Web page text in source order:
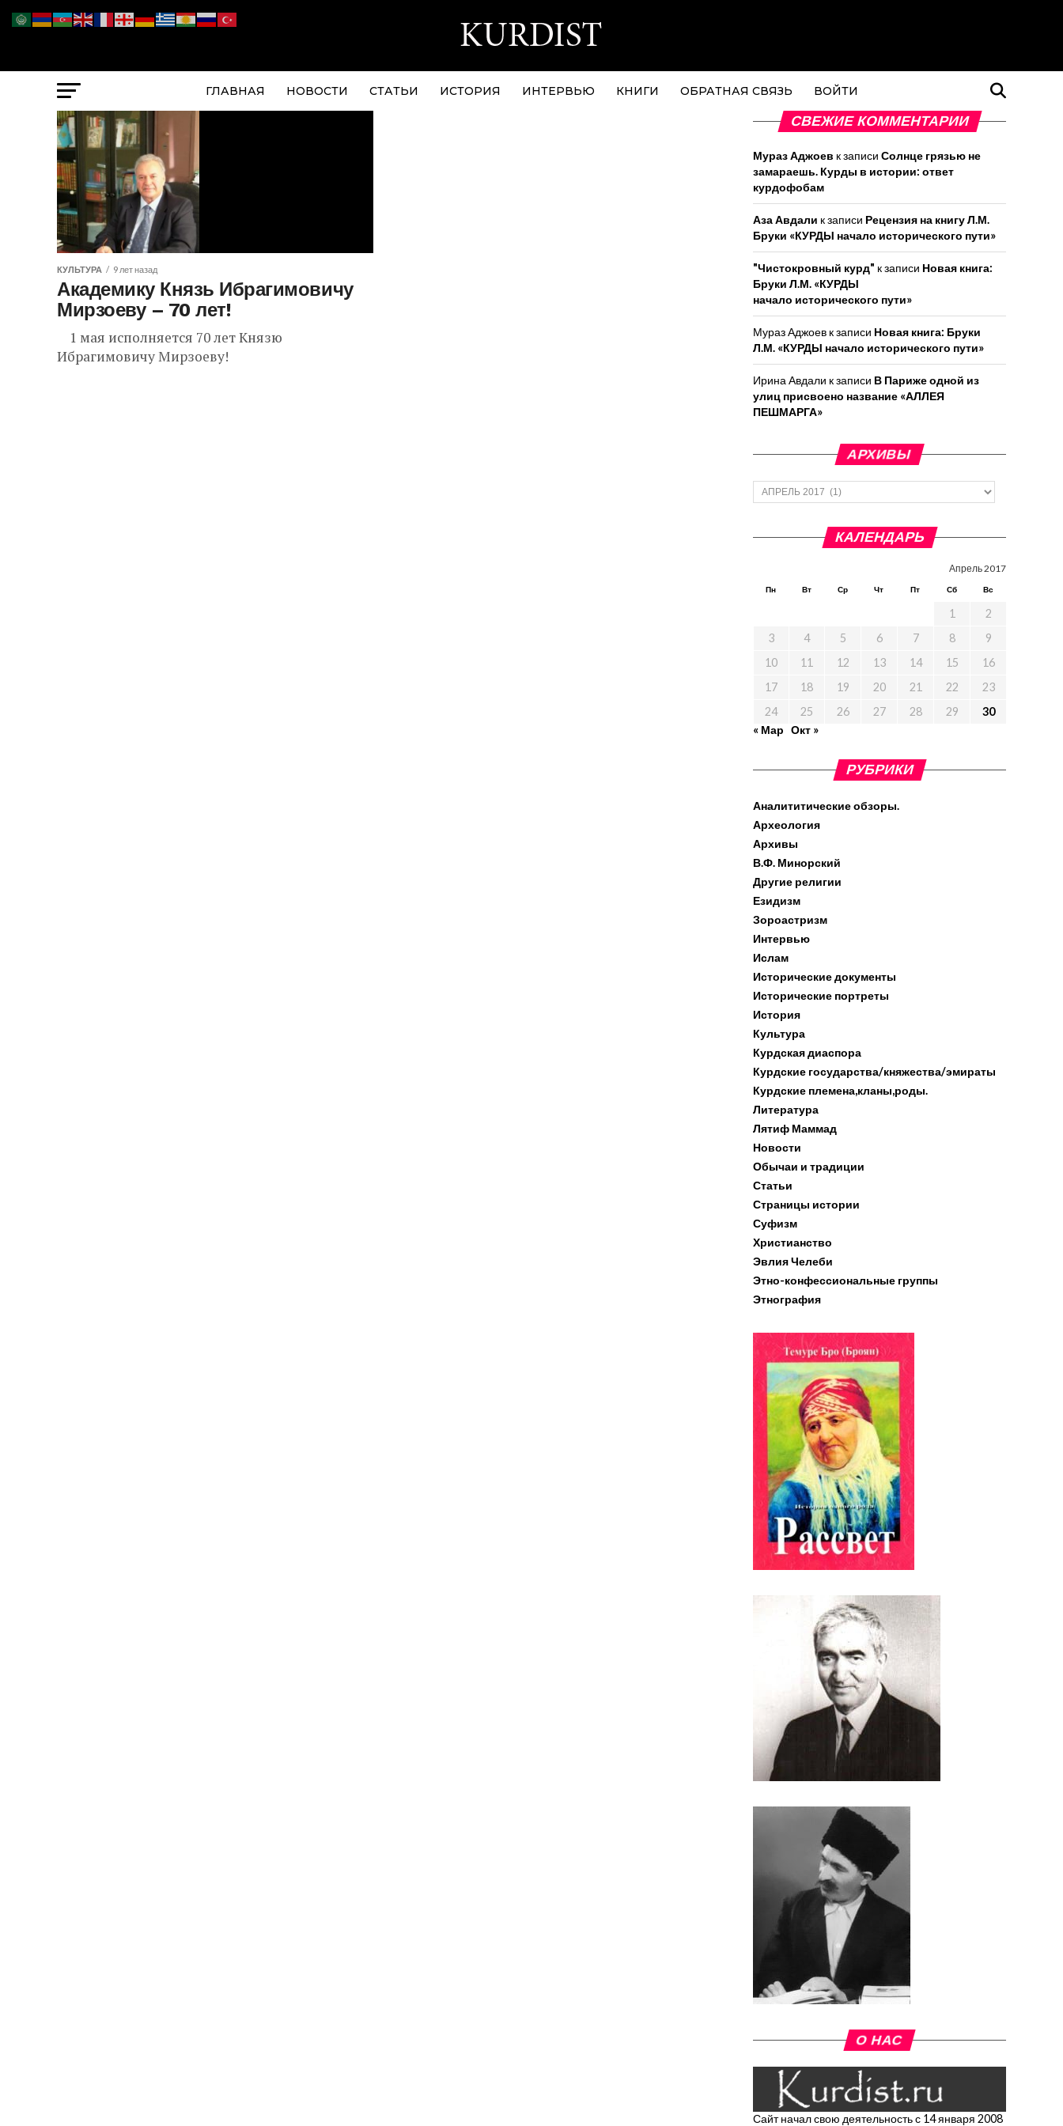
ГЛАВНАЯ НОВОСТИ СТАТЬИ ИСТОРИЯ ИНТЕРВЬЮ КНИГИ ОБРАТНАЯ СВЯЗЬ ВОЙТИ
КУЛЬТУРА 9 лет назад
Академику Князь Ибрагимовичу
Мирзоеву – 70 лет!
1 мая исполняется 70 лет Князю
Ибрагимовичу Мирзоеву!
СВЕЖИЕ КОММЕНТАРИИ
Мураз Аджоев к записи Солнце грязью не
замараешь. Курды в истории: ответ
курдофобам
Аза Авдали к записи Рецензия на книгу Л.М.
Бруки «КУРДЫ начало исторического пути»
"Чистокровный курд" к записи Новая книга:
Бруки Л.М. «КУРДЫ
начало исторического пути»
Мураз Аджоев к записи Новая книга: Бруки
Л.М. «КУРДЫ начало исторического пути»
Ирина Авдали к записи В Париже одной из
улиц присвоено название «АЛЛЕЯ
ПЕШМАРГА»
АРХИВЫ
Архивы
КАЛЕНДАРЬ
Апрель 2017
Пн Вт Ср Чт Пт Сб Вс
1
2
3
4 5 6 7 8
9
10
11 12 13 14 15
16
17
18 19 20 21 22
23
24
25 26 27 28 29
30
« Мар Окт »
РУБРИКИ
Аналититические обзоры.
Археология
Архивы
В.Ф. Минорский
Другие религии
Езидизм
Зороастризм
Интервью
Ислам
Исторические документы
Исторические портреты
История
Культура
Курдская диаспора
Курдские государства/княжества/эмираты
Курдские племена,кланы,роды.
Литература
Лятиф Маммад
Новости
Обычаи и традиции
Статьи
Страницы истории
Суфизм
Христианство
Эвлия Челеби
Этно-конфессиональные группы
Этнография
О НАС
Сайт начал свою деятельность с 14 января 2008